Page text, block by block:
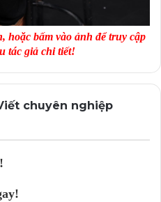
hoặc bấm vào ảnh để truy cập
tác giả chi tiết!
chuyên nghiệp